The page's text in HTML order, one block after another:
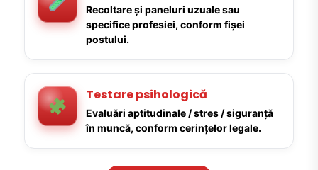
Recoltare și paneluri uzuale sau
specifice profesiei, conform fișei
postului.
Testare psihologică
Evaluări aptitudinale / stres / siguranță
în muncă, conform cerințelor legale.